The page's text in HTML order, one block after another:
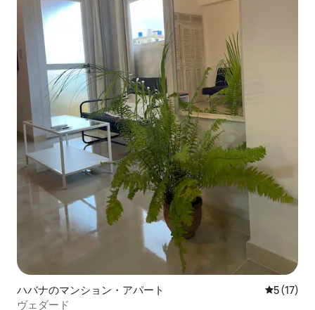
ハバナのマンション・アパート レビュー
5 (17)
ヴェダード